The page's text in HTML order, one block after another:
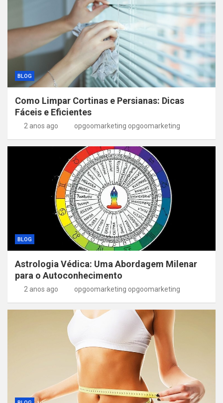
BLOG
Como Limpar Cortinas e Persianas: Dicas
Fáceis e Eficientes
2 anos ago opgoomarketing opgoomarketing
BLOG
Astrologia Védica: Uma Abordagem Milenar
para o Autoconhecimento
2 anos ago opgoomarketing opgoomarketing